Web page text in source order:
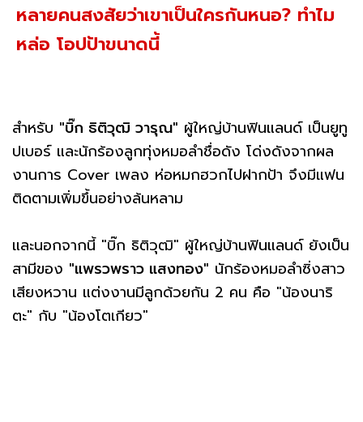
หลายคนสงสัยว่าเขาเป็นใครกันหนอ? ทำไม
หล่อ โอปป้าขนาดนี้
สำหรับ "บิ๊ก ธิติวุฒิ วารุณ" ผู้ใหญ่บ้านฟินแลนด์ เป็นยูทู
ปเบอร์ และนักร้องลูกทุ่งหมอลำชื่อดัง โด่งดังจากผล
งานการ Cover เพลง ห่อหมกฮวกไปฝากป้า จึงมีแฟน
ติดตามเพิ่มขึ้นอย่างล้นหลาม
และนอกจากนี้ "บิ๊ก ธิติวุฒิ" ผู้ใหญ่บ้านฟินแลนด์ ยังเป็น
สามีของ "แพรวพราว แสงทอง" นักร้องหมอลำซิ่งสาว
เสียงหวาน แต่งงานมีลูกด้วยกัน 2 คน คือ "น้องนาริ
ตะ" กับ "น้องโตเกียว"